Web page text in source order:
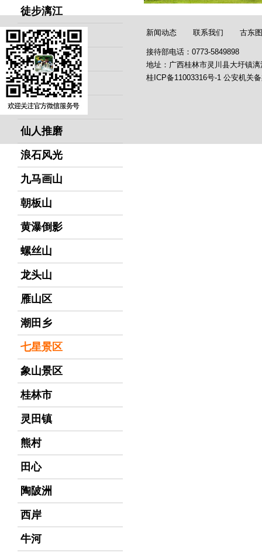
徒步漓江
黄牛峡
望夫石
半边渡
下龙风光
仙人推磨
浪石风光
九马画山
朝板山
黄瀑倒影
螺丝山
龙头山
雁山区
潮田乡
七星景区
象山景区
桂林市
灵田镇
熊村
田心
陶陂洲
西岸
牛河
新闻动态 联系我们 古东
接待部电话：0773-5849898
地址：广西桂林市灵川县大圩镇漓
桂ICP备11003316号-1 公安机关